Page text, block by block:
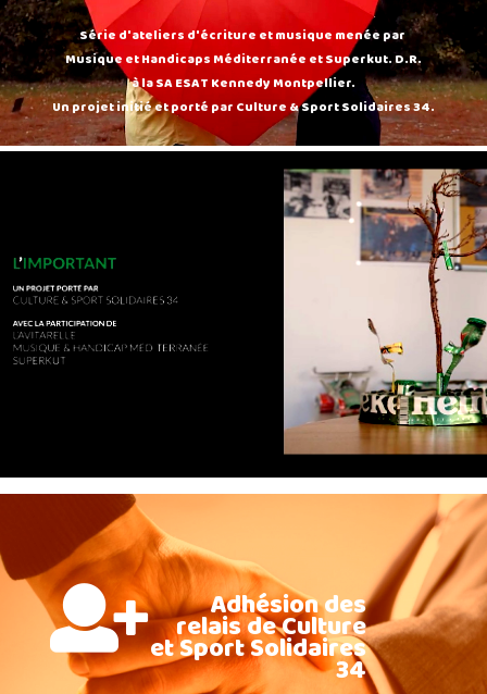
Série d'ateliers d'écriture et musique menée par
Musique et Handicaps Méditerranée et Superkut. D.R.
à la SA ESAT Kennedy Montpellier.
Un projet initié et porté par Culture & Sport Solidaires 34.
Adhésion des
relais de Culture
et Sport Solidaires
34